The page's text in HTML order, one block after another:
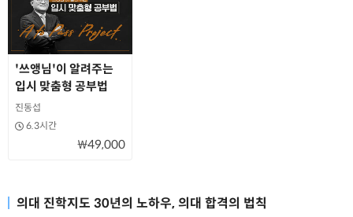
'쓰앵님'이 알려주는
입시 맞춤형 공부법
진동섭
6.3시간
₩49,000
의대 진학지도 30년의 노하우, 의대 합격의 법칙